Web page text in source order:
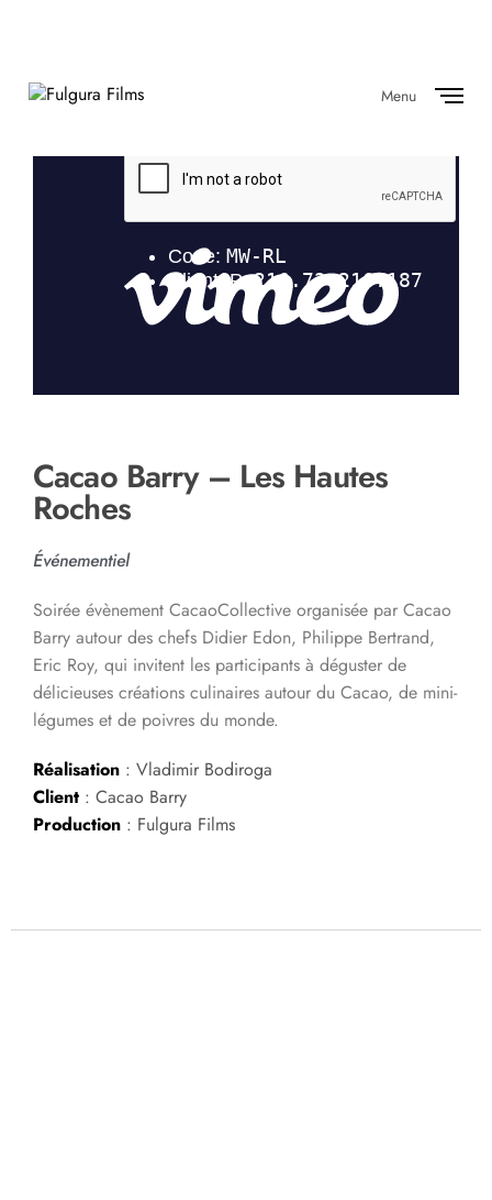
Menu
Cacao Barry – Les Hautes
Roches
Événementiel
Soirée évènement CacaoCollective organisée par Cacao
Barry autour des chefs Didier Edon, Philippe Bertrand,
Eric Roy, qui invitent les participants à déguster de
délicieuses créations culinaires autour du Cacao, de mini-
légumes et de poivres du monde.
Réalisation : Vladimir Bodiroga
Client : Cacao Barry
Production : Fulgura Films